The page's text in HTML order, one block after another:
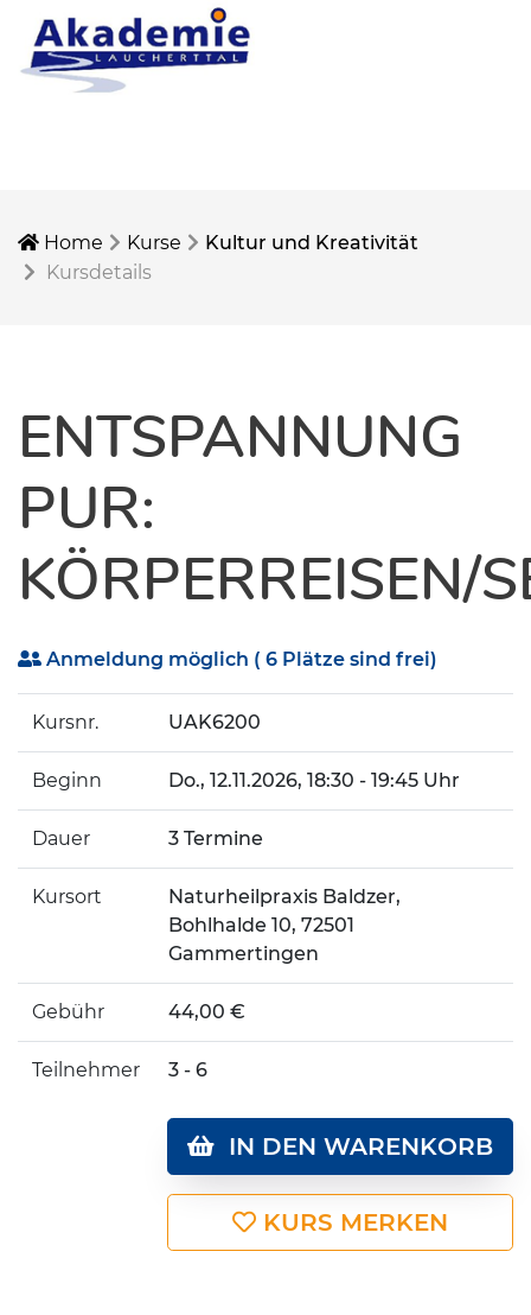
Home Kurse
Kultur und Kreativität
Kursdetails
ENTSPANNUNG
PUR:
KÖRPERREISEN/
Anmeldung möglich ( 6 Plätze sind frei)
Kursnr. UAK6200
Beginn Do., 12.11.2026, 18:30 - 19:45 Uhr
Dauer 3 Termine
Kursort
Naturheilpraxis Baldzer,
Bohlhalde 10, 72501
Gammertingen
Gebühr 44,00 €
Teilnehmer 3 - 6
IN DEN WARENKORB
KURS MERKEN